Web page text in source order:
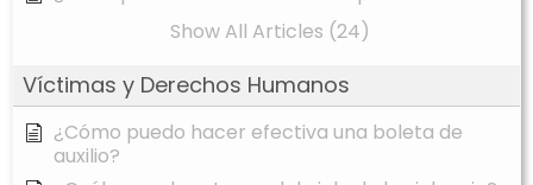
Show All Articles (24)
Víctimas y Derechos Humanos
¿Cómo puedo hacer efectiva una boleta de
auxilio?